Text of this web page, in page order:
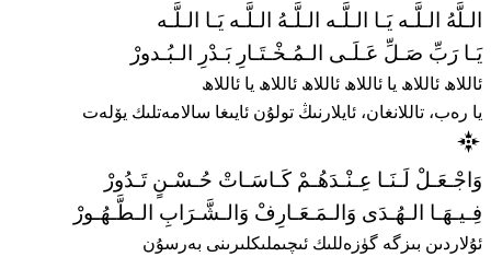
الـلَّهُ الـلَّـه يَـا الـلَّـه الـلَّـهُ الـلَّـه يَـا الـلَّـه
يَـا رَبِّ صَـلِّ عَـلَـى الـمُـخْـتَـارِ بَـدْرِ الـبُـدورْ
ئاللاھ ئاللاھ يا ئاللاھ ئاللاھ ئاللاھ يا ئاللاھ
يا رەب، تاللانغان، ئايلارنىڭ تولۇن ئايىغا سالامەتلىك يۆلەت
وَاجْـعَـلْ لَـنَـا عِـنْـدَهُـمْ كَـاسَـاتْ حُـسْـنٍ تَـدُورْ
فِـيـهَـا الـهُـدَى وَالـمَـعَـارِفْ وَالـشَّـرَابِ الـطَّـهُـورْ
ئۇلاردىن بىزگە گۈزەللىك ئىچىملىكلىرىنى بەرسۇن